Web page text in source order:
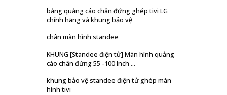
bảng quảng cáo chân đứng ghép tivi LG
chính hãng và khung bảo vệ
chân màn hình standee
KHUNG [Standee điện tử] Màn hình quảng
cáo chân đứng 55 -100 Inch ...
khung bảo vệ standee điện tử ghép màn
hình tivi